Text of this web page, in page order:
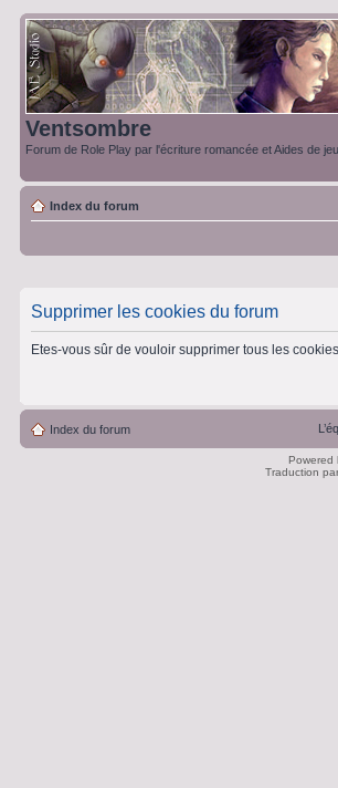
Ventsombre
Forum de Role Play par l'écriture romancée et Aides de
Index du forum
Supprimer les cookies du forum
Etes-vous sûr de vouloir supprimer tous les
Index du forum
Powered
Traduction